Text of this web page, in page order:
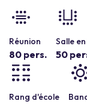
Réunion
80 pers.
Salle en
50
Rang d'école